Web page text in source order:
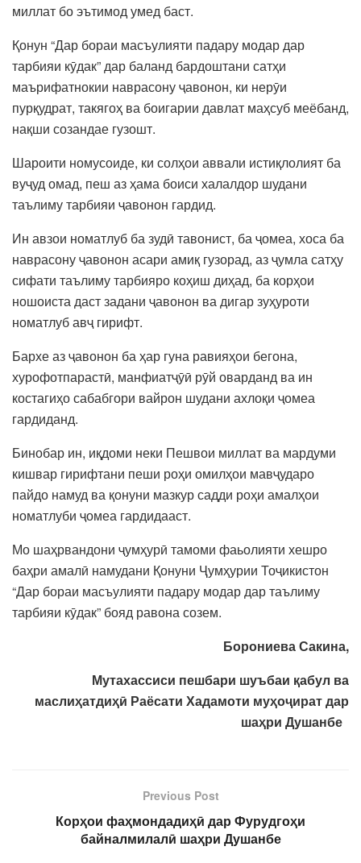
миллат бо эътимод умед баст.
Қонун “Дар бораи масъулияти падару модар дар
тарбияи кӯдак” дар баланд бардоштани сатҳи
маърифатнокии наврасону ҷавонон, ки нерӯи
пурқудрат, такягоҳ ва боигарии давлат маҳсуб меёбанд,
нақши созандае гузошт.
Шароити номусоиде, ки солҳои аввали истиқлолият ба
вуҷуд омад, пеш аз ҳама боиси халалдор шудани
таълиму тарбияи ҷавонон гардид.
Ин авзои номатлуб ба зудӣ тавонист, ба ҷомеа, хоса ба
наврасону ҷавонон асари амиқ гузорад, аз ҷумла сатҳу
сифати таълиму тарбияро коҳиш диҳад, ба корҳои
ношоиста даст задани ҷавонон ва дигар зуҳуроти
номатлуб авҷ гирифт.
Бархе аз ҷавонон ба ҳар гуна равияҳои бегона,
хурофотпарастӣ, манфиатҷӯӣ рӯй оварданд ва ин
костагиҳо сабабгори вайрон шудани ахлоқи ҷомеа
гардиданд.
Бинобар ин, иқдоми неки Пешвои миллат ва мардуми
кишвар гирифтани пеши роҳи омилҳои мавҷударо
пайдо намуд ва қонуни мазкур садди роҳи амалҳои
номатлуби ҷомеа гардидааст.
Мо шаҳрвандони ҷумҳурӣ тамоми фаьолияти хешро
баҳри амалӣ намудани Қонуни Ҷумҳурии Тоҷикистон
“Дар бораи масъулияти падару модар дар таълиму
тарбияи кӯдак” бояд равона созем.
Борониева Сакина,
Мутахассиси пешбари шуъбаи қабул ва
маслиҳатдиҳӣ Раёсати Хадамоти муҳоҷират дар
шаҳри Душанбе
Previous Post
Корҳои фаҳмондадиҳӣ дар Фурудгоҳи
байналмилалӣ шаҳри Душанбе